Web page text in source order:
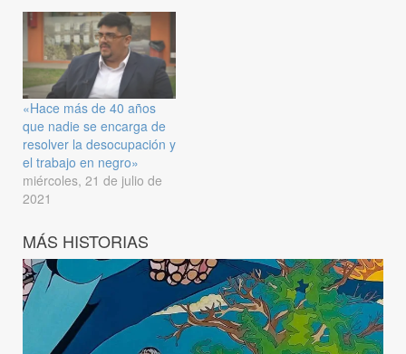
«Hace más de 40 años
que nadie se encarga de
resolver la desocupación y
el trabajo en negro»
miércoles, 21 de julio de
2021
MÁS HISTORIAS